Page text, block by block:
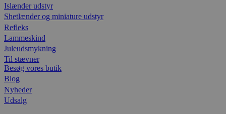
Islænder udstyr
Shetlænder og miniature udstyr
Refleks
Lammeskind
Juleudsmykning
Til stævner
Besøg vores butik
Blog
Nyheder
Udsalg